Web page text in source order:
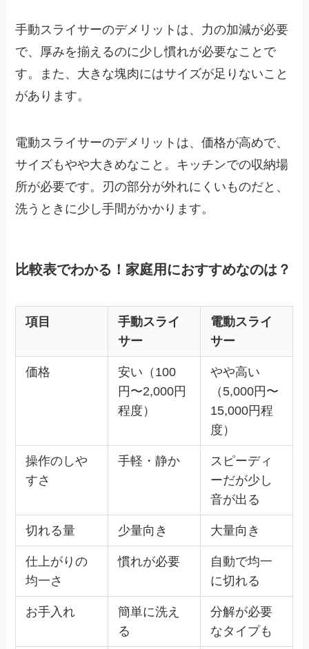
手動スライサーのデメリットは、力の加減が必要
で、厚みを揃えるのに少し慣れが必要なことで
す。また、大きな塊肉にはサイズが足りないこと
があります。
電動スライサーのデメリットは、価格が高めで、
サイズもやや大きめなこと。キッチンでの収納場
所が必要です。刃の部分が外れにくいものだと、
洗うときに少し手間がかかります。
比較表でわかる！家庭用におすすめなのは？
項目
手動スライ
サー
電動スライ
サー
価格
安い（100
円〜2,000円
程度）
やや高い
（5,000円〜
15,000円程
度）
操作のしや
すさ
手軽・静か
スピーディ
ーだが少し
音が出る
切れる量 少量向き 大量向き
仕上がりの
均一さ
慣れが必要
自動で均一
に切れる
お手入れ
簡単に洗え
る
分解が必要
なタイプも